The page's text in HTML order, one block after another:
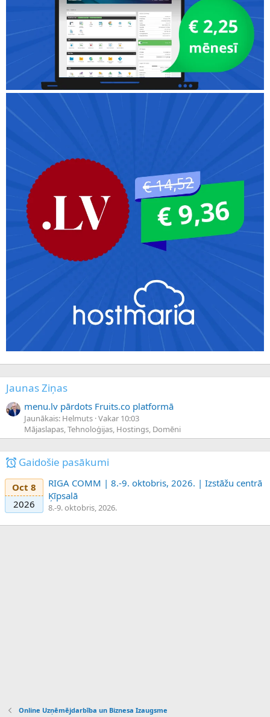
Jaunas Ziņas
menu.lv pārdots Fruits.co platformā
Jaunākais: Helmuts Vakar 10:03
Mājaslapas, Tehnoloģijas, Hostings, Domēni
Gaidošie pasākumi
Oct 8
2026
RIGA COMM | 8.-9. oktobris, 2026. | Izstāžu centrā
Ķīpsalā
8.-9. oktobris, 2026.
Online Uzņēmējdarbība un Biznesa Izaugsme